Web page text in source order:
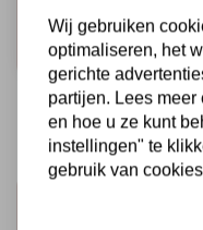
Snel toevoegen
Wij gebruiken
optimaliseren, het
gerichte
partijen. Lees
en hoe u ze kunt
instellingen" te
gebruik van